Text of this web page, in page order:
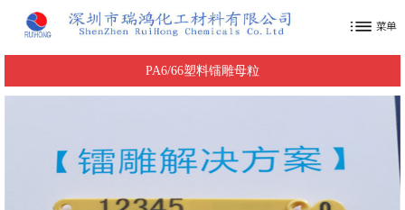
PA6/66塑料镭雕母粒